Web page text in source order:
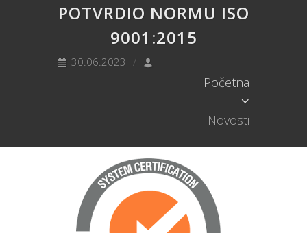
POTVRDIO NORMU ISO
9001:2015
30.06.2023
Početna
Novosti